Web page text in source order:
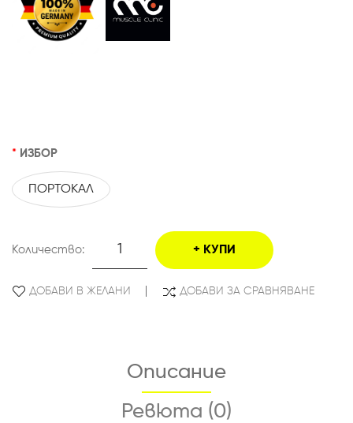
ИЗБОР
ПОРТОКАЛ
Количество: КУПИ
ДОБАВИ В ЖЕЛАНИ ДОБАВИ ЗА СРАВНЯВАНЕ
Описание
Ревюта (0)